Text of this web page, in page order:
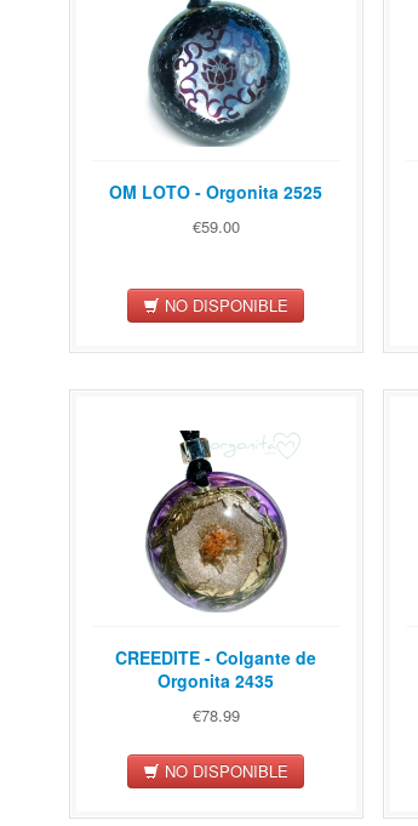
OM LOTO - Orgonita 2525
€59.00
NO DISPONIBLE
CREEDITE - Colgante de
Orgonita 2435
€78.99
NO DISPONIBLE